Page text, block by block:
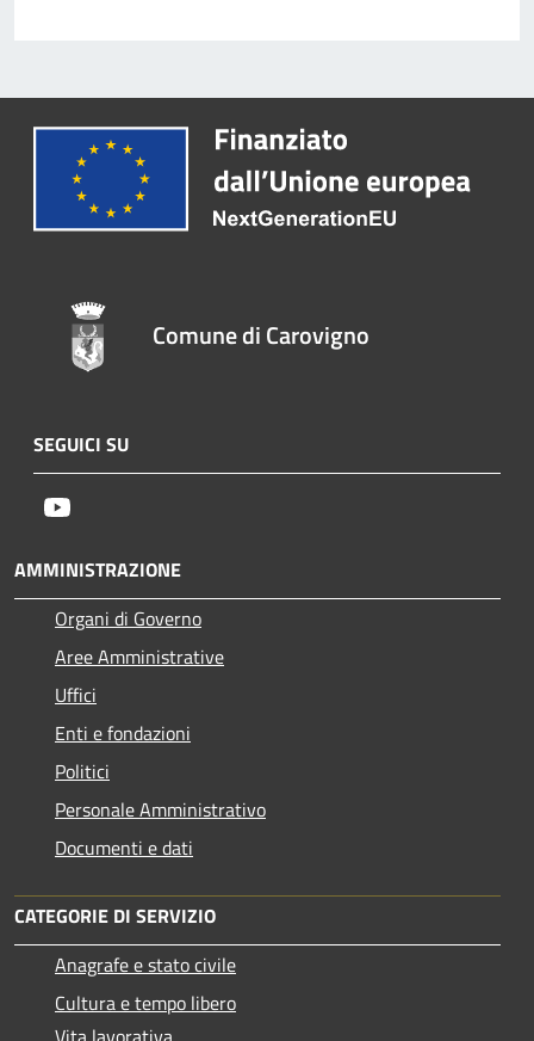
Comune di Carovigno
SEGUICI SU
AMMINISTRAZIONE
Organi di Governo
Aree Amministrative
Uffici
Enti e fondazioni
Politici
Personale Amministrativo
Documenti e dati
CATEGORIE DI SERVIZIO
Anagrafe e stato civile
Cultura e tempo libero